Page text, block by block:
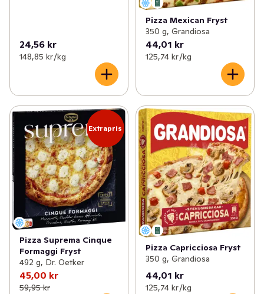
24,56 kr
148,85 kr /kg
Pizza Mexican Fryst
350 g, Grandiosa
44,01 kr
125,74 kr /kg
Extrapris
Pizza Suprema Cinque
Formaggi Fryst
492 g, Dr. Oetker
45,00 kr
59,95 kr
Pizza Capricciosa Fryst
350 g, Grandiosa
44,01 kr
125,74 kr /kg